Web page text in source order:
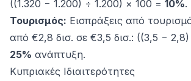
((1.320 − 1.200) ÷ 1.200) × 100 = 10%.
Τουρισμός: Εισπράξεις από
από €2,8 δισ. σε €3,5 δισ.: ((3,5 −
25% ανάπτυξη.
Κυπριακές Ιδιαιτερότητες